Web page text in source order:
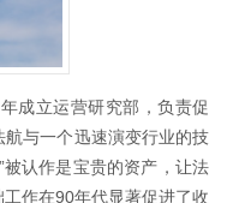
成立运营研究部，负责促
与一个迅速演变行业的技
认作是宝贵的资产，让法
作在90年代显著促进了收